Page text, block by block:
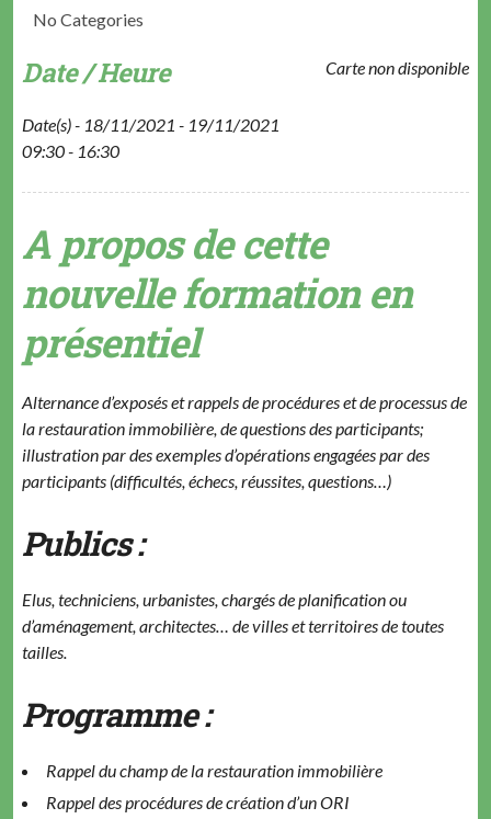
No Categories
Carte non disponible
Date / Heure
Date(s) - 18/11/2021 - 19/11/2021
09:30 - 16:30
A propos de cette
nouvelle formation en
présentiel
Alternance d’exposés et rappels de procédures et de processus de
la restauration immobilière, de questions des participants;
illustration par des exemples d’opérations engagées par des
participants (difficultés, échecs, réussites, questions…)
Publics :
Elus, techniciens, urbanistes, chargés de planification ou
d’aménagement, architectes… de villes et territoires de toutes
tailles.
Programme :
Rappel du champ de la restauration immobilière
Rappel des procédures de création d’un ORI